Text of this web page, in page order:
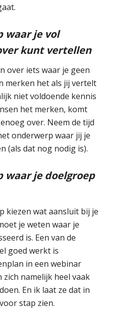
waar je vol
kunt vertellen
over iets waar je geen
merken het als jij vertelt
niet voldoende kennis
het merken, komt
over. Neem de tijd
onderwerp waar jij je
(als dat nog nodig is).
waar je doelgroep
kiezen wat aansluit bij je
je weten waar je
is. Een van de
goed werkt is
in een webinar
zich namelijk heel vaak
En ik laat ze dat in
stap zien.